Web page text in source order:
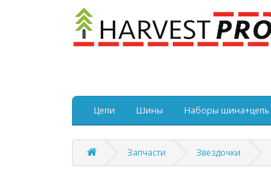
Цепи Шины Наборы шина+цепь
Запчасти Звездочки